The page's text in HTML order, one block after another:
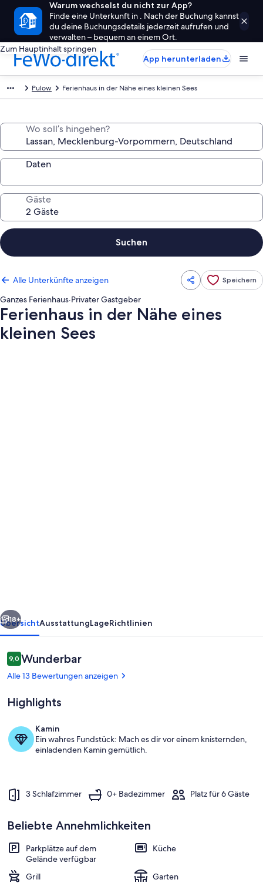
Warum wechselst du nicht zur App?
Finde eine Unterkunft in . Nach der Buchung kannst
du deine Buchungsdetails jederzeit aufrufen und
verwalten – bequem an einem Ort.
Zum Hauptinhalt springen
App herunterladen
Pulow Ferienhaus in der Nähe eines kleinen Sees
Wo soll’s hingehen?
Daten
Gäste
Suchen
Alle Unterkünfte anzeigen Speichern
Ganzes Ferienhaus·Privater Gastgeber
Ferienhaus in der Nähe eines
kleinen Sees
Sees
Vom Garten aus gesehen
Weiter
18+
ÜbersichtAusstattungLageRichtlinien
Bewertungen
9,09,0 von 10.
Wunderbar
Alle 13 Bewertungen anzeigen
Highlights
Kamin
Ein wahres Fundstück: Mach es dir vor einem knisternden,
einladenden Kamin gemütlich.
3 Schlafzimmer 0+ Badezimmer Platz für 6 Gäste
Beliebte Annehmlichkeiten
Parkplätze auf dem
Gelände verfügbar
Küche
Grill
Garten